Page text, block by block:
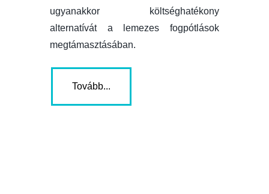
ugyanakkor költséghatékony
alternatívát a lemezes fogpótlások
megtámasztásában.
Tovább...